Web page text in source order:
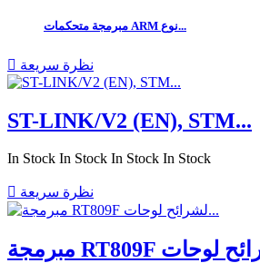
مبرمجة متحكمات ARM نوع...
 نظرة سريعة
ST-LINK/V2 (EN), STM...
In Stock In Stock In Stock In Stock
 نظرة سريعة